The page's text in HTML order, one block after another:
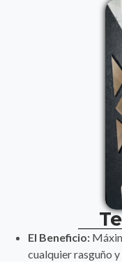
El Beneficio:
cualquier rasguño